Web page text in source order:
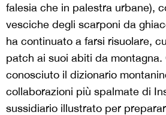
falesia che in palestra urbane),
vesciche degli scarponi da
ha continuato a farsi risuolare,
patch ai suoi abiti da montagna.
conosciuto il dizionario
collaborazioni più spalmate di
sussidiario illustrato per